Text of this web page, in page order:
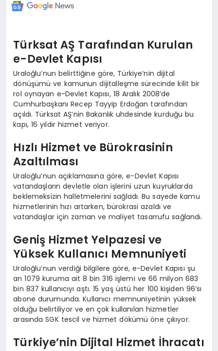
Türksat AŞ Tarafından Kurulan
e-Devlet Kapısı
Uraloğlu’nun belirttiğine göre, Türkiye’nin dijital
dönüşümü ve kamunun dijitalleşme sürecinde kilit bir
rol oynayan e-Devlet Kapısı, 18 Aralık 2008’de
Cumhurbaşkanı Recep Tayyip Erdoğan tarafından
açıldı. Türksat AŞ’nin Bakanlık uhdesinde kurduğu bu
kapı, 16 yıldır hizmet veriyor.
Hızlı Hizmet ve Bürokrasinin
Azaltılması
Uraloğlu’nun açıklamasına göre, e-Devlet Kapısı
vatandaşların devletle olan işlerini uzun kuyruklarda
beklemeksizin halletmelerini sağladı. Bu sayede kamu
hizmetlerinin hızı artarken, bürokrasi azaldı ve
vatandaşlar için zaman ve maliyet tasarrufu sağlandı.
Geniş Hizmet Yelpazesi ve
Yüksek Kullanıcı Memnuniyeti
Uraloğlu’nun verdiği bilgilere göre, e-Devlet Kapısı şu
an 1079 kuruma ait 8 bin 316 işlemi ve 66 milyon 683
bin 837 kullanıcıyı aştı. 15 yaş üstü her 100 kişiden 96’sı
abone durumunda. Kullanıcı memnuniyetinin yüksek
olduğu belirtiliyor ve en çok kullanılan hizmetler
arasında SGK tescil ve hizmet dökümü öne çıkıyor.
Türkiye’nin Dijital Hizmet İhracatı